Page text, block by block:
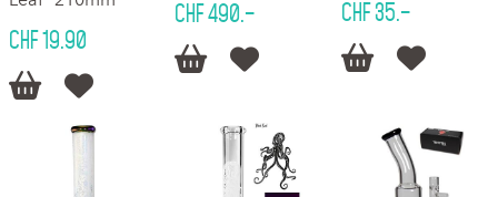
CHF 19.90
 
CHF 490.–
 
CHF 35.–
 